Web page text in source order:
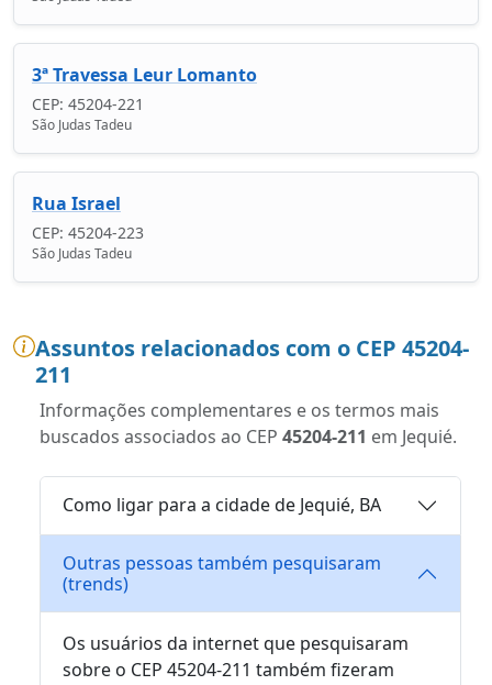
3ª Travessa Leur Lomanto
CEP: 45204-221
São Judas Tadeu
Rua Israel
CEP: 45204-223
São Judas Tadeu
Assuntos relacionados com o CEP 45204-
211
Informações complementares e os termos mais
buscados associados ao CEP 45204-211 em Jequié.
Como ligar para a cidade de Jequié, BA
Outras pessoas também pesquisaram
(trends)
Os usuários da internet que pesquisaram
sobre o CEP 45204-211 também fizeram